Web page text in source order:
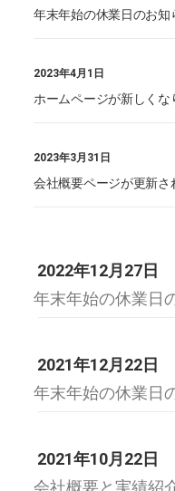
年末年始の休業日のお知
2023年4月1日
ホームページが新しくな
2023年3月31日
会社概要ページが更新さ
2022年12月27日
年末年始の休業日
2021年12月22日
年末年始の休業日
2021年10月22日
会社概要と実績紹